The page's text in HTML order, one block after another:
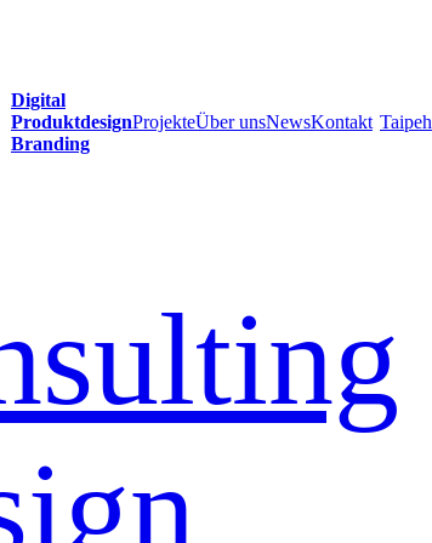
Digital
Produktdesign
Branding
ProjekteÜber unsNewsKontakt Taipeh